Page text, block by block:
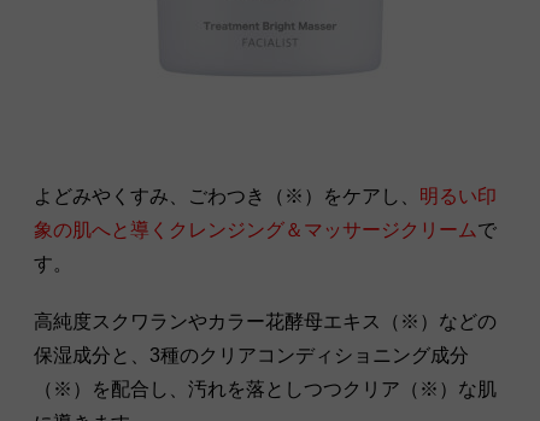
よどみやくすみ、ごわつき（※）をケアし、 明るい印
象の肌へと導くクレンジング＆マッサージクリームで
す。
高純度スクワランやカラー花酵母エキス（※）などの
保湿成分と、3種のクリアコンディショニング成分
（※）を配合し、汚れを落としつつクリア（※）な肌